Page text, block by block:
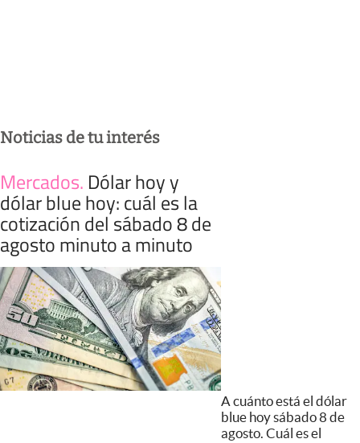
Noticias de tu interés
Mercados. Dólar hoy y
dólar blue hoy: cuál es la
cotización del sábado 8 de
agosto minuto a minuto
A cuánto está el dólar
blue hoy sábado 8 de
agosto. Cuál es el